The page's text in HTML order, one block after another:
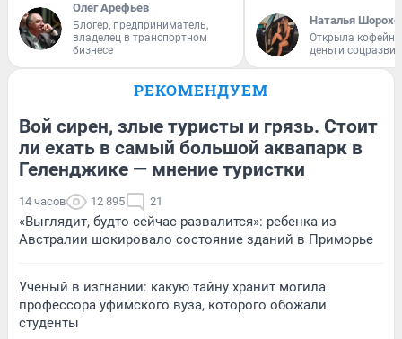
Олег Арефьев
Блогер, предприниматель,
владелец в транспортном
бизнесе
Наталья
Открыла
деньги
РЕКОМЕНДУЕМ
Вой сирен, злые туристы и грязь. Стоит
ли ехать в самый большой аквапарк в
Геленджике — мнение туристки
14 часов 12 895 21
«Выглядит, будто сейчас развалится»: ребенка из
Австралии шокировало состояние зданий в Приморье
Ученый в изгнании: какую тайну хранит могила
профессора уфимского вуза, которого обожали
студенты